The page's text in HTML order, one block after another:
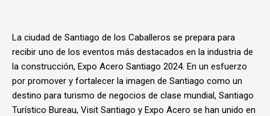
La ciudad de Santiago de los Caballeros se prepara para
recibir uno de los eventos más destacados en la industria de
la construcción, Expo Acero Santiago 2024. En un esfuerzo
por promover y fortalecer la imagen de Santiago como un
destino para turismo de negocios de clase mundial, Santiago
Turístico Bureau, Visit Santiago y Expo Acero se han unido en